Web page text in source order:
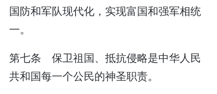
国防和军队现代化，实现富国和强军相统
一。
第七条 保卫祖国、抵抗侵略是中华人民
共和国每一个公民的神圣职责。